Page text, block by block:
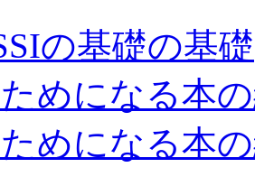
の基礎の基礎
めになる本
めになる本